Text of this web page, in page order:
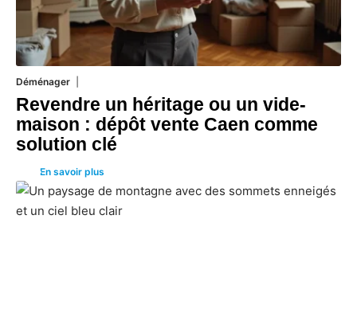
Déménager
Revendre un héritage ou un vide-
maison : dépôt vente Caen comme
solution clé
En savoir plus